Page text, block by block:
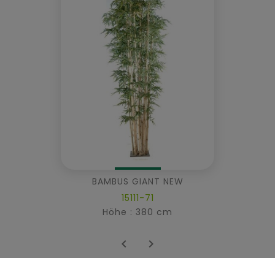
BAMBUS GIANT NEW
15111-71
Höhe : 380 cm
 